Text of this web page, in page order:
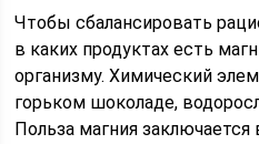
Чтобы сбалансировать
в каких продуктах есть
организму. Химический
горьком шоколаде,
Польза магния